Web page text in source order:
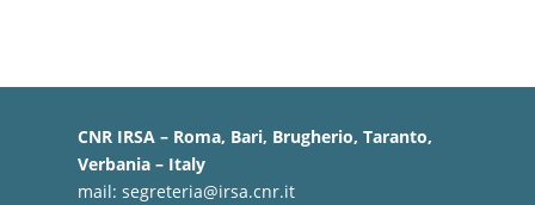
CNR IRSA – Roma, Bari, Brugherio, Taranto,
Verbania – Italy
mail: segreteria@irsa.cnr.it